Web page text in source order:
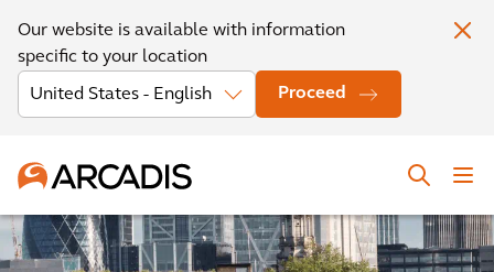
Our website is available with information
specific to your location
Proceed